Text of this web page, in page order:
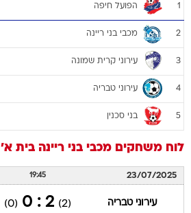
1 הפועל חיפה
2 מכבי בני ריינה
3 עירוני קרית שמונה
4 עירוני טבריה
5 בני סכנין
לוח משחקים מכבי בני ריינה בית א'
23/07/2025
19:45
עירוני טבריה (2)
2 : 0
(0)